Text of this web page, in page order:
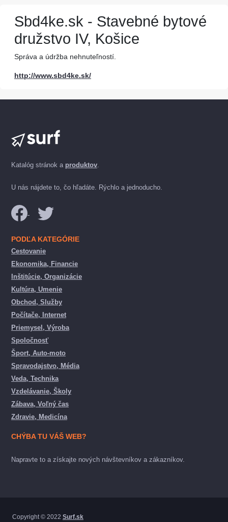
Sbd4ke.sk - Stavebné bytové
družstvo IV, Košice
Správa a údržba nehnuteľností.
http://www.sbd4ke.sk/
Katalóg stránok a produktov.
U nás nájdete to, čo hľadáte. Rýchlo a jednoducho.
PODĽA KATEGÓRIE
Cestovanie
Ekonomika, Financie
Inštitúcie, Organizácie
Kultúra, Umenie
Obchod, Služby
Počítače, Internet
Priemysel, Výroba
Spoločnosť
Šport, Auto-moto
Spravodajstvo, Média
Veda, Technika
Vzdelávanie, Školy
Zábava, Voľný čas
Zdravie, Medicína
CHÝBA TU VÁŠ WEB?
Napravte to a získajte nových návštevníkov a zákazníkov.
Copyright © 2022 Surf.sk